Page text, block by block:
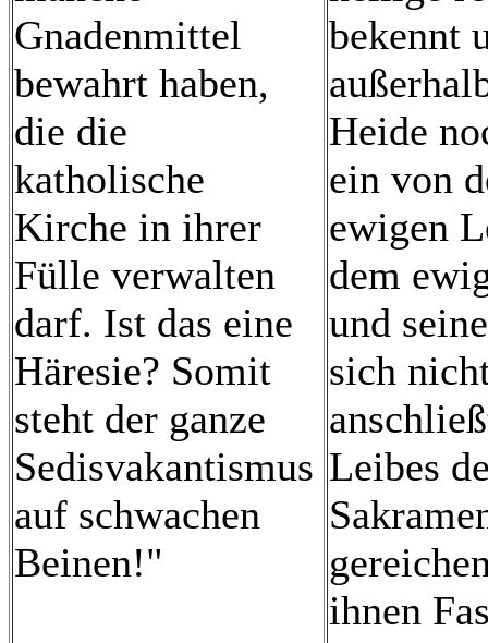
Gnadenmittel
bewahrt haben,
die die
katholische
Kirche in ihrer
Fülle verwalten
darf. Ist das eine
Häresie? Somit
steht der ganze
Sedisvakantismus
auf schwachen
Beinen!"
bekennt
Heide
ein von
ewigen
dem
und
sich
Leibes
ihnen